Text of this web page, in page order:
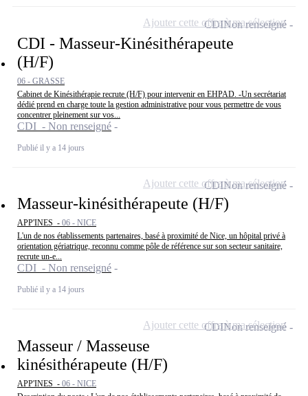
CDI - Masseur-Kinésithérapeute
(H/F)
06 - GRASSE
Cabinet de Kinésithérapie recrute (H/F) pour intervenir en EHPAD. -Un secrétariat
dédié prend en charge toute la gestion administrative pour vous permettre de vous
concentrer pleinement sur vos...
CDI - Non renseigné
Publié il y a 14 jours
CDINon renseigné
Ajouter cette offre à ma sélection
Masseur-kinésithérapeute (H/F)
APP'INES - 06 - NICE
L'un de nos établissements partenaires, basé à proximité de Nice, un hôpital privé à
orientation gériatrique, reconnu comme pôle de référence sur son secteur sanitaire,
recrute un-e...
CDI - Non renseigné
Publié il y a 14 jours
CDINon renseigné
Ajouter cette offre à ma sélection
Masseur / Masseuse
kinésithérapeute (H/F)
APP'INES - 06 - NICE
CDINon renseigné
Ajouter cette offre à ma sélection